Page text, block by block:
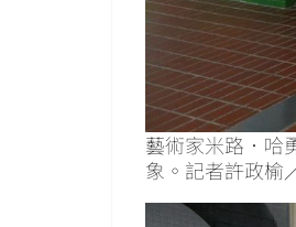
藝術家米路．哈
象。記者許政榆